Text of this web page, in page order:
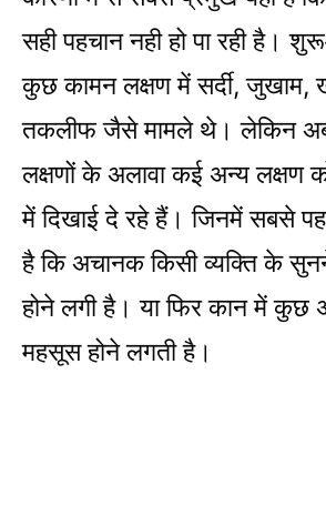
सही पहचान नही हो पा रही है।
कुछ कामन लक्षण में सर्दी, जुखाम,
तकलीफ जैसे मामले थे। लेकिन अब
लक्षणों के अलावा कई अन्य लक्षण
में दिखाई दे रहे हैं। जिनमें सबसे
है कि अचानक किसी व्यक्ति के
होने लगी है। या फिर कान में कुछ
महसूस होने लगती है।